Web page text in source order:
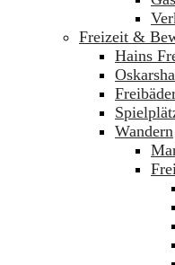
Freizeit &
Hains
Wandern